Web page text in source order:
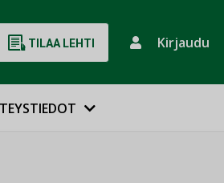
TILAA LEHTI Kirjaudu